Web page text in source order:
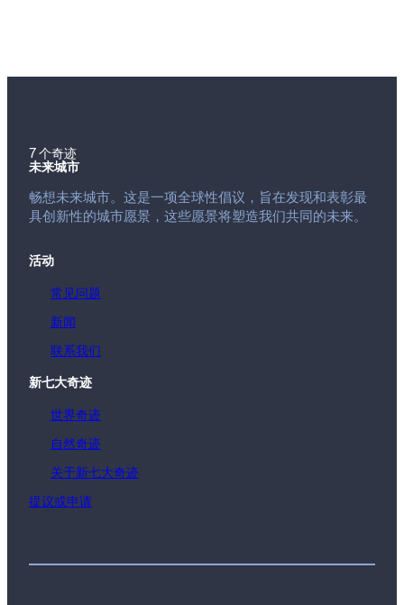
7 个奇迹
未来城市
畅想未来城市。这是一项全球性倡议，旨在发现和表彰最
具创新性的城市愿景，这些愿景将塑造我们共同的未来。
活动
常见问题
新闻
联系我们
新七大奇迹
世界奇迹
自然奇迹
关于新七大奇迹
提议或申请